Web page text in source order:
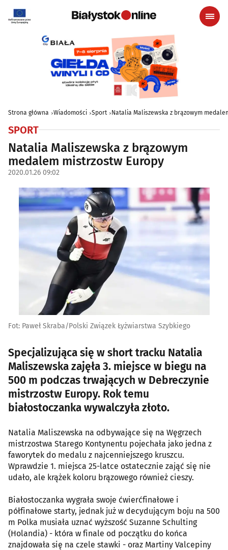
Strona główna Wiadomości Sport Natalia Maliszewska z brązowym
SPORT
Natalia Maliszewska z brązowym
medalem mistrzostw Europy
2020.01.26 09:02
Fot: Paweł Skraba/Polski Związek Łyżwiarstwa Szybkiego
Specjalizująca się w short tracku Natalia
Maliszewska zajęła 3. miejsce w biegu na
500 m podczas trwających w Debreczynie
mistrzostw Europy. Rok temu
białostoczanka wywalczyła złoto.
Natalia Maliszewska na odbywające się na Węgrzech
mistrzostwa Starego Kontynentu pojechała jako jedna z
faworytek do medalu z najcenniejszego kruszcu.
Wprawdzie 1. miejsca 25-latce ostatecznie zająć się nie
udało, ale krążek koloru brązowego również cieszy.
Białostoczanka wygrała swoje ćwierćfinałowe i
półfinałowe starty, jednak już w decydującym boju na 500
m Polka musiała uznać wyższość Suzanne Schulting
(Holandia) - która w finale od początku do końca
znajdowała się na czele stawki - oraz Martiny Valcepiny